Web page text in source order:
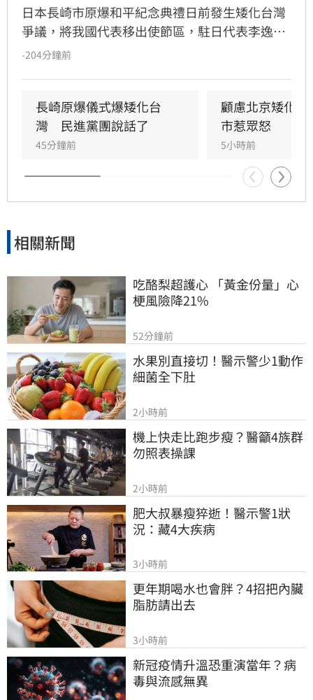
日本長崎市原爆和平紀念典禮日前發生矮化台灣
爭議，將我國代表移出使節區，駐日代表李逸洋
拒絕出席以捍衛國格。民進黨發言人林楚茵對此
隙。林楚茵強調，台灣始終致力於維護世界和
平，台日關係深厚，不該因外力介入受影響。
-204分鐘前
長崎原爆儀式爆矮化台
灣　民進黨團說話了
45分鐘前
顧慮北京矮化
市惹眾怒
5小時前
相關新聞
吃酪梨超護心 「黃金份量」心
梗風險降21%
52分鐘前
水果別直接切！醫示警少1動作
細菌全下肚
2小時前
機上快走比跑步瘦？醫籲4族群
勿照表操課
2小時前
肥大叔暴瘦猝逝！醫示警1狀
況：藏4大疾病
3小時前
更年期喝水也會胖？4招把內臟
脂肪請出去
3小時前
新冠疫情升溫恐重演當年？病
毒與流感無異